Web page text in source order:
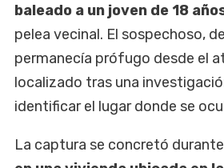
baleado a un joven de 18
pelea vecinal. El sospechoso,
permanecía prófugo desde el
localizado tras una
identificar el lugar donde se
La captura se concretó